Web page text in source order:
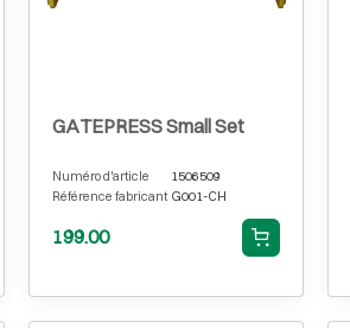
GATEPRESS Small Set
Numéro d'article
1506509
Référence fabricant G001-CH
199.00